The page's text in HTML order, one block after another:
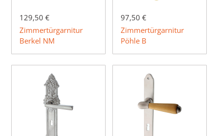
129,50 €
Zimmertürgarnitur
Berkel NM
97,50 €
Zimmertürgarnitur
Pöhle B